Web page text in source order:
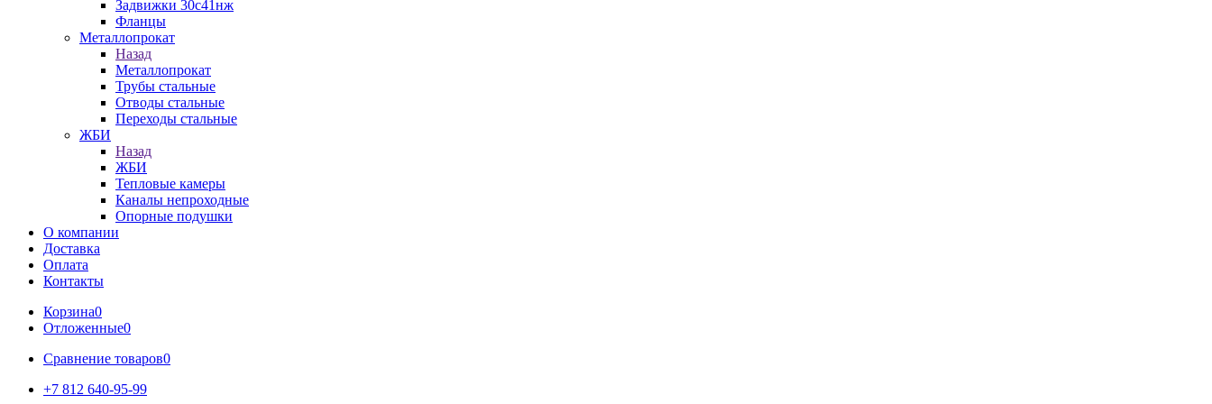
Задвижки 30с41нж
Фланцы
Металлопрокат
Назад
Металлопрокат
Трубы стальные
Отводы стальные
Переходы стальные
ЖБИ
Назад
ЖБИ
Тепловые камеры
Каналы непроходные
Опорные подушки
О компании
Доставка
Оплата
Контакты
Корзина0
Отложенные0
Сравнение товаров0
+7 812 640-95-99